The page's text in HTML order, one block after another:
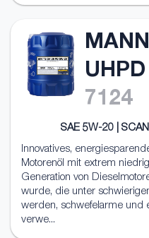
7124
SAE 5W-20 |
Innovatives,
Motorenöl mit extrem
Generation von
wurde, die unter
werden, schwefelarme und
verwe...